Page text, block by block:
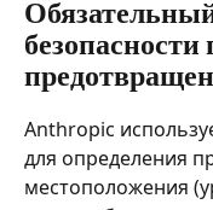
Anthropic
для определения
местоположения